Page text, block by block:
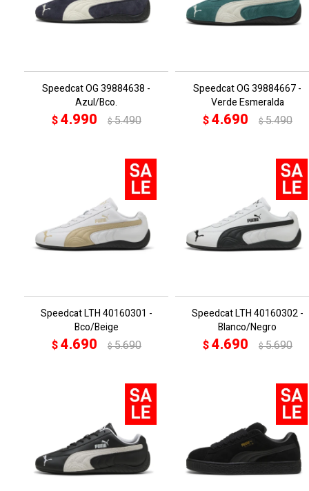
Speedcat OG 39884638 -
Azul/Bco.
$4.990 $5.490
Speedcat OG 39884667 -
Verde Esmeralda
$4.690 $5.490
Speedcat LTH 40160301 -
Bco/Beige
$4.690 $5.690
Speedcat LTH 40160302 -
Blanco/Negro
$4.690 $5.690